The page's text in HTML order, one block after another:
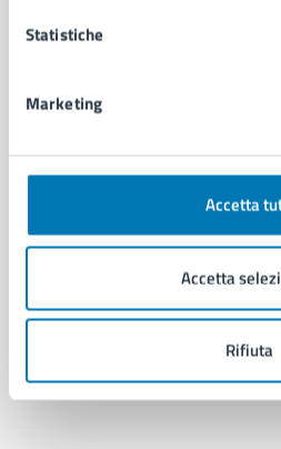
Statistiche
Marketing
Accetta
Accetta
Rifiuta
CATEGORIE DI SERVIZIO
Autorizzazioni
Documenti e certificati
Educazione e formazione
Giustizia e sicurezza pubblica
Imprese e commercio
Salute, benessere e assistenza
Vita lavorativa